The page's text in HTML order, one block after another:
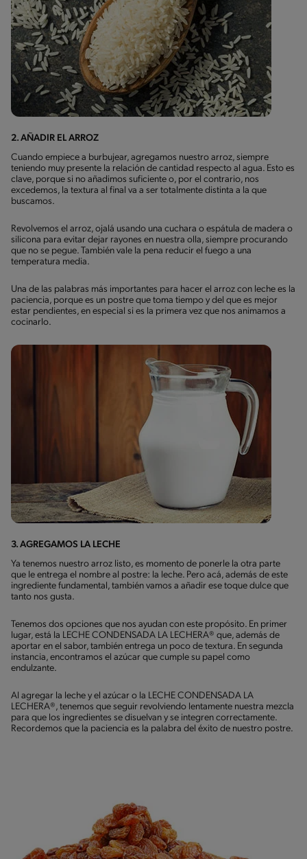
2. AÑADIR EL ARROZ
Cuando empiece a burbujear, agregamos nuestro arroz, siempre
teniendo muy presente la relación de cantidad respecto al agua. Esto es
clave, porque si no añadimos suficiente o, por el contrario, nos
excedemos, la textura al final va a ser totalmente distinta a la que
buscamos.
Revolvemos el arroz, ojalá usando una cuchara o espátula de madera o
silicona para evitar dejar rayones en nuestra olla, siempre procurando
que no se pegue. También vale la pena reducir el fuego a una
temperatura media.
Una de las palabras más importantes para hacer el arroz con leche es la
paciencia, porque es un postre que toma tiempo y del que es mejor
estar pendientes, en especial si es la primera vez que nos animamos a
cocinarlo.
3. AGREGAMOS LA LECHE
Ya tenemos nuestro arroz listo, es momento de ponerle la otra parte
que le entrega el nombre al postre: la leche. Pero acá, además de este
ingrediente fundamental, también vamos a añadir ese toque dulce que
tanto nos gusta.
Tenemos dos opciones que nos ayudan con este propósito. En primer
lugar, está la LECHE CONDENSADA LA LECHERA® que, además de
aportar en el sabor, también entrega un poco de textura. En segunda
instancia, encontramos el azúcar que cumple su papel como
endulzante.
Al agregar la leche y el azúcar o la LECHE CONDENSADA LA
LECHERA®, tenemos que seguir revolviendo lentamente nuestra mezcla
para que los ingredientes se disuelvan y se integren correctamente.
Recordemos que la paciencia es la palabra del éxito de nuestro postre.